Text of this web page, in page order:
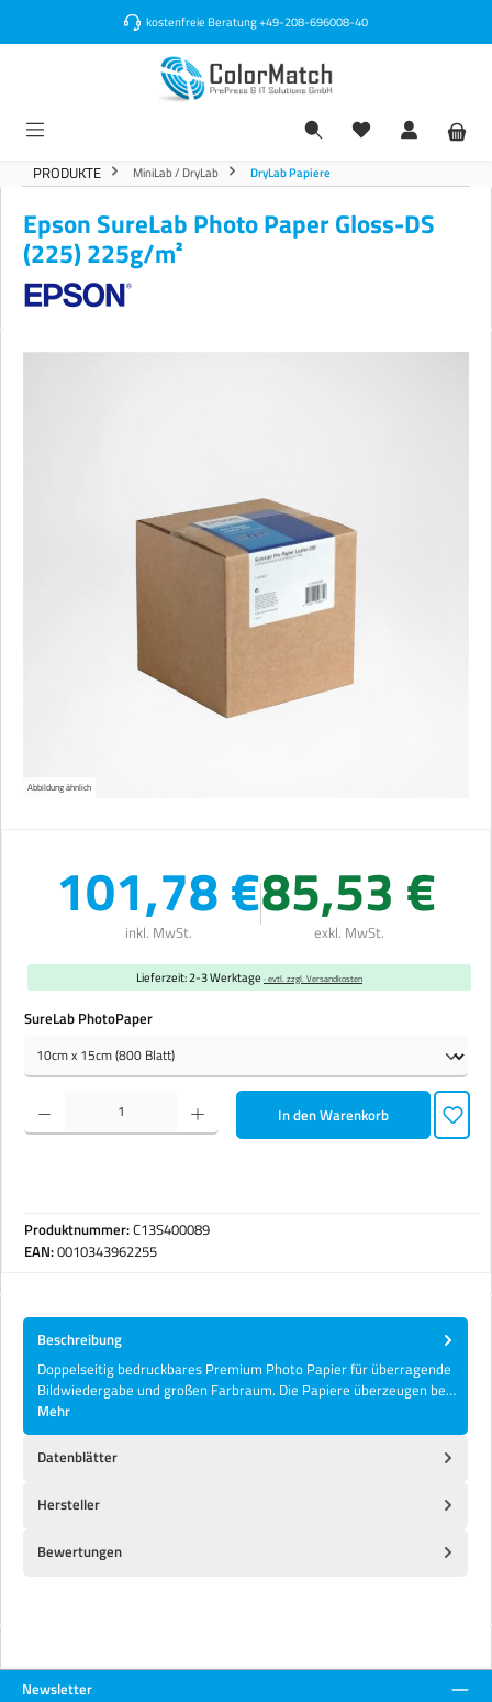
kostenfreie Beratung+49-208-696008-40
PRODUKTE MiniLab / DryLab DryLab Papiere
Epson SureLab Photo Paper Gloss-DS
(225) 225g/m²
Abbildung ähnlich
101,78 €
inkl. MwSt.
85,53 €
exkl. MwSt.
Lieferzeit: 2-3 Werktage · evtl. zzgl. Versandkosten
SureLab PhotoPaperauswählen
Produkt Anzahl: Gib den gewünschten Wert ein oder benutze die Schaltflächen um die Anzahl zu
In den Warenkorb
Produktnummer:C13S400089
EAN:0010343962255
Beschreibung
Doppelseitig bedruckbares Premium Photo Papier für überragende
Bildwiedergabe und großen Farbraum. Die Papiere überzeugen be…
Mehr
Datenblätter
Hersteller
Bewertungen
Newsletter